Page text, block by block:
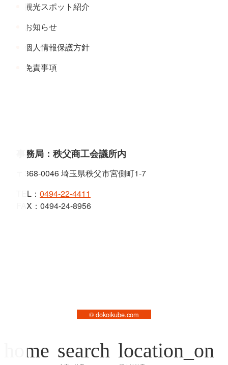
事務局：秩父商工会議所内
〒368-0046 埼玉県秩父市宮側町1-7
TEL： 0494-22-4411
FAX：0494-24-8956
観光スポット紹介
お知らせ
個人情報保護方針
免責事項
© dokoikube.com
home search location_on